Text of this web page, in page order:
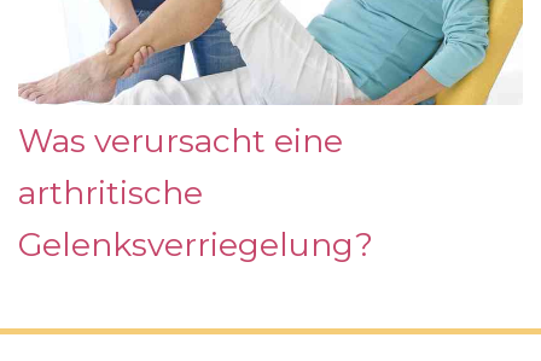
Was verursacht eine
arthritische
Gelenksverriegelung?